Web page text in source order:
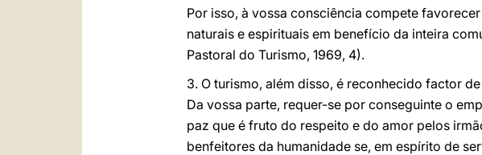
Por isso, à vossa consciência compete
naturais e espirituais em benefício da inteira
Pastoral do Turismo, 1969, 4).
3. O turismo, além disso, é reconhecido factor
Da vossa parte, requer-se por conseguinte o
paz que é fruto do respeito e do amor pelos
benfeitores da humanidade se, em espírito de